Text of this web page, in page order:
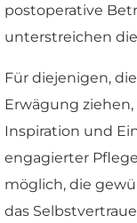
postoperative
unterstreichen
Für diejenigen,
Erwägung
Inspiration und
engagierter
möglich, die
das